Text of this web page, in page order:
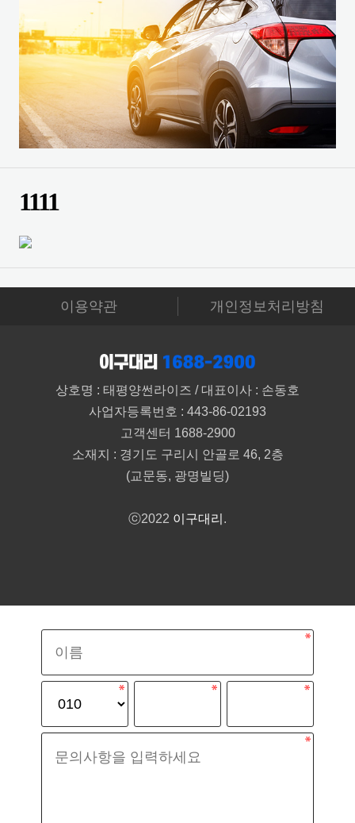
1111
이용약관 개인정보처리방침
상호명 : 태평양썬라이즈 / 대표이사 : 손동호
사업자등록번호 : 443-86-02193
고객센터 1688-2900
소재지 : 경기도 구리시 안골로 46, 2층
(교문동, 광명빌딩)
ⓒ2022 이구대리 .